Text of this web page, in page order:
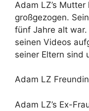
Adam LZ’s
großgezogen.
fünf Jahre alt
seinen Videos
seiner Eltern sind
Adam LZ Freundin
Adam LZ’s Ex-